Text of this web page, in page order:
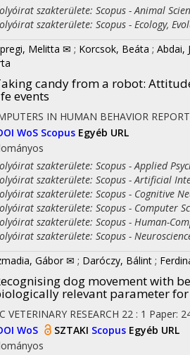
szakterülete: Scopus - Animal
szakterülete: Scopus - Ecology,
Melitta ✉ ; Korcsok, Beáta ; Abdai,
candy from a robot:
events
IN HUMAN BEHAVIOR
WoS Scopus Egyéb URL
szakterülete: Scopus - Applied
szakterülete: Scopus - Artificial
szakterülete: Scopus - Cognitive
szakterülete: Scopus - Computer
szakterülete: Scopus - Human-
szakterülete: Scopus -
Gábor ✉ ; Daróczy, Bálint ;
dog movement with
relevant parameter
VETERINARY RESEARCH 22 : 1 Paper:
WoS SZTAKI Scopus Egyéb URL